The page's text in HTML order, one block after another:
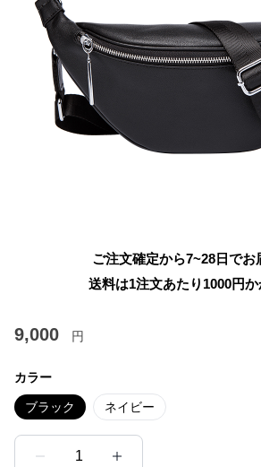
ご注文確定から7~28日でお
送料は1注文あたり 1000円
9,000 円
カラー
ブラック ネイビー
1